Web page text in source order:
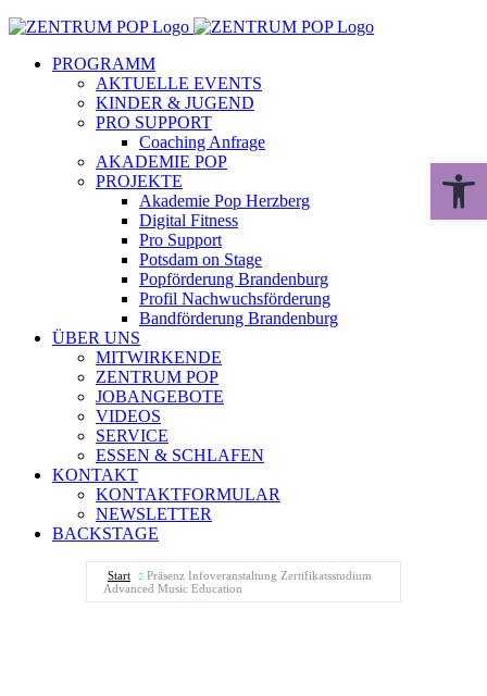
Zum
springenPROGRAMM
AKTUELLE EVENTS
KINDER & JUGEND
PRO SUPPORT
Coaching Anfrage
AKADEMIE POP
PROJEKTE
Akademie Pop Herzberg
Digital Fitness
Pro Support
Potsdam on Stage
Popförderung Brandenburg
Profil Nachwuchsförderung
Bandförderung Brandenburg
ÜBER UNS
MITWIRKENDE
ZENTRUM POP
JOBANGEBOTE
VIDEOS
SERVICE
ESSEN & SCHLAFEN
KONTAKT
KONTAKTFORMULAR
NEWSLETTER
BACKSTAGE
Start
Präsenz Infoveranstaltung Zertifikatsstudium
Advanced Music Education